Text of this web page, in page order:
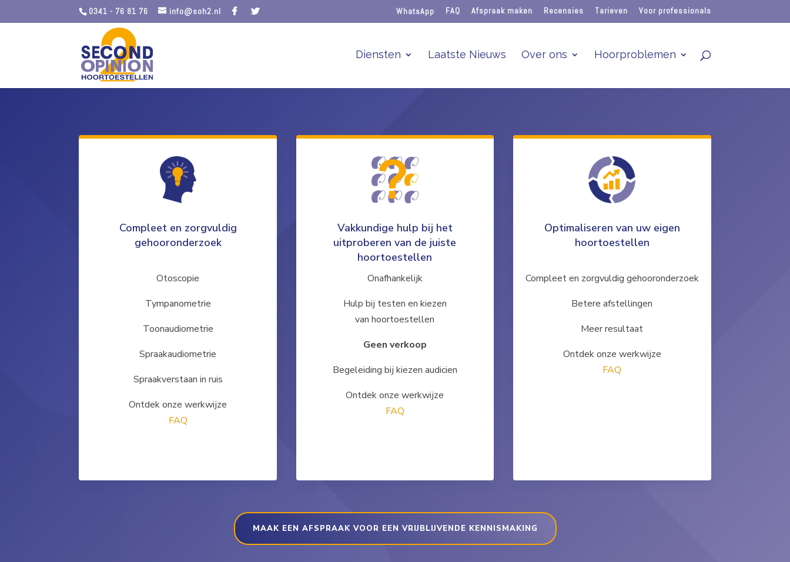
0341 - 76 81 76 info@soh2.nl WhatsApp FAQ Afspraak maken Recensies Tarieven Voor professionals
Diensten Laatste Nieuws Over ons Hoorproblemen
Compleet en zorgvuldig
gehooronderzoek
Otoscopie
Tympanometrie
Toonaudiometrie
Spraakaudiometrie
Spraakverstaan in ruis
Ontdek onze werkwijze
FAQ
Vakkundige hulp bij het
uitproberen van de juiste
hoortoestellen
Onafhankelijk
Hulp bij testen en kiezen
van hoortoestellen
Geen verkoop
Begeleiding bij kiezen audicien
Ontdek onze werkwijze
FAQ
Optimaliseren van uw eigen
hoortoestellen
Compleet en zorgvuldig gehooronderzoek
Betere afstellingen
Meer resultaat
Ontdek onze werkwijze
FAQ
MAAK EEN AFSPRAAK VOOR EEN VRIJBLIJVENDE KENNISMAKING